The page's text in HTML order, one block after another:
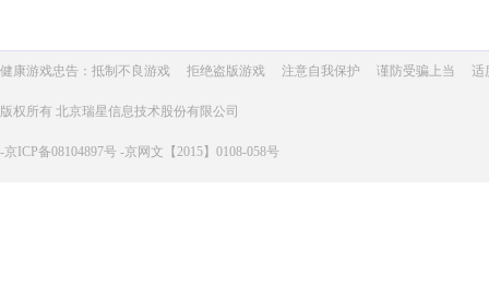
健康游戏忠告：抵制不良游戏 拒绝盗版游戏 注意自我保护 谨防受骗上当 适
版权所有 北京瑞星信息技术股份有限公司
-京ICP备08104897号 -京网文【2015】0108-058号